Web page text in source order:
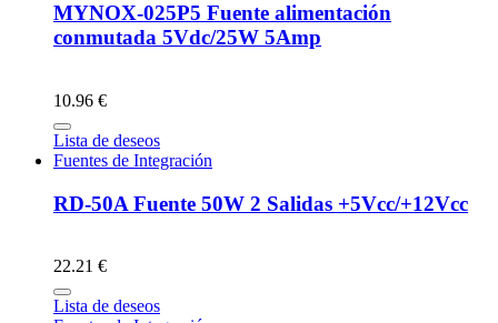
MYNOX-025P5 Fuente alimentación
conmutada 5Vdc/25W 5Amp
10.96 €
Lista de deseos
Fuentes de Integración
RD-50A Fuente 50W 2 Salidas +5Vcc/+12Vcc
22.21 €
Lista de deseos